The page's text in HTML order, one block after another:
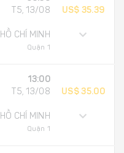
T5, 13/08
HỒ CHÍ MINH
Quận 1
US$ 35.39
13:00
T5, 13/08
HỒ CHÍ MINH
Quận 1
US$ 35.00